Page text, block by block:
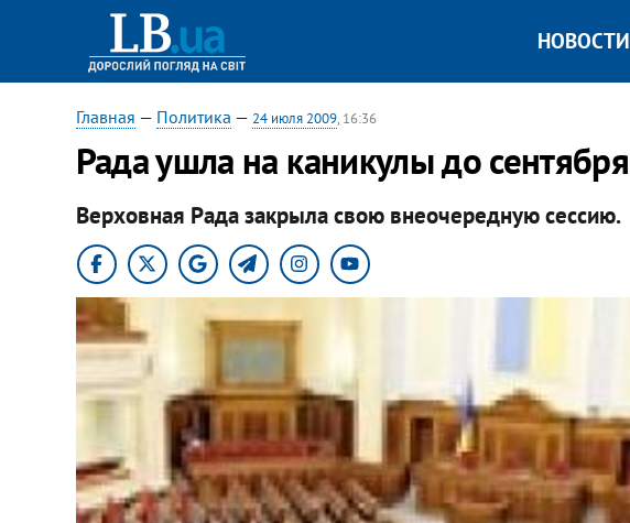
НОВОСТИ
Главная — Политика — 24 июля 2009, 16:36
Рада ушла на каникулы до сентября
Верховная Рада закрыла свою внеочередную сессию.